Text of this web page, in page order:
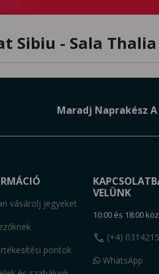
Sibiu - Sala Thalia
Maradj Naprakész
vásárolj jegyeket
pontok
VELÜNK
10:00 és 18:00
call (+4)
WhatsApp